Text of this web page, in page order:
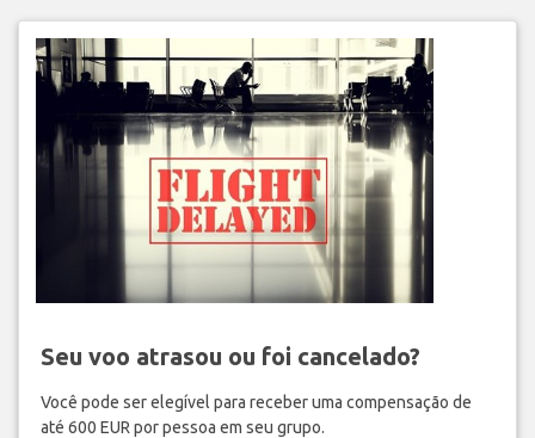
Seu voo atrasou ou foi cancelado?
Você pode ser elegível para receber uma compensação de
até 600 EUR por pessoa em seu grupo.